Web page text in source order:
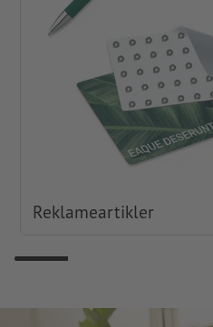
Reklameartikler